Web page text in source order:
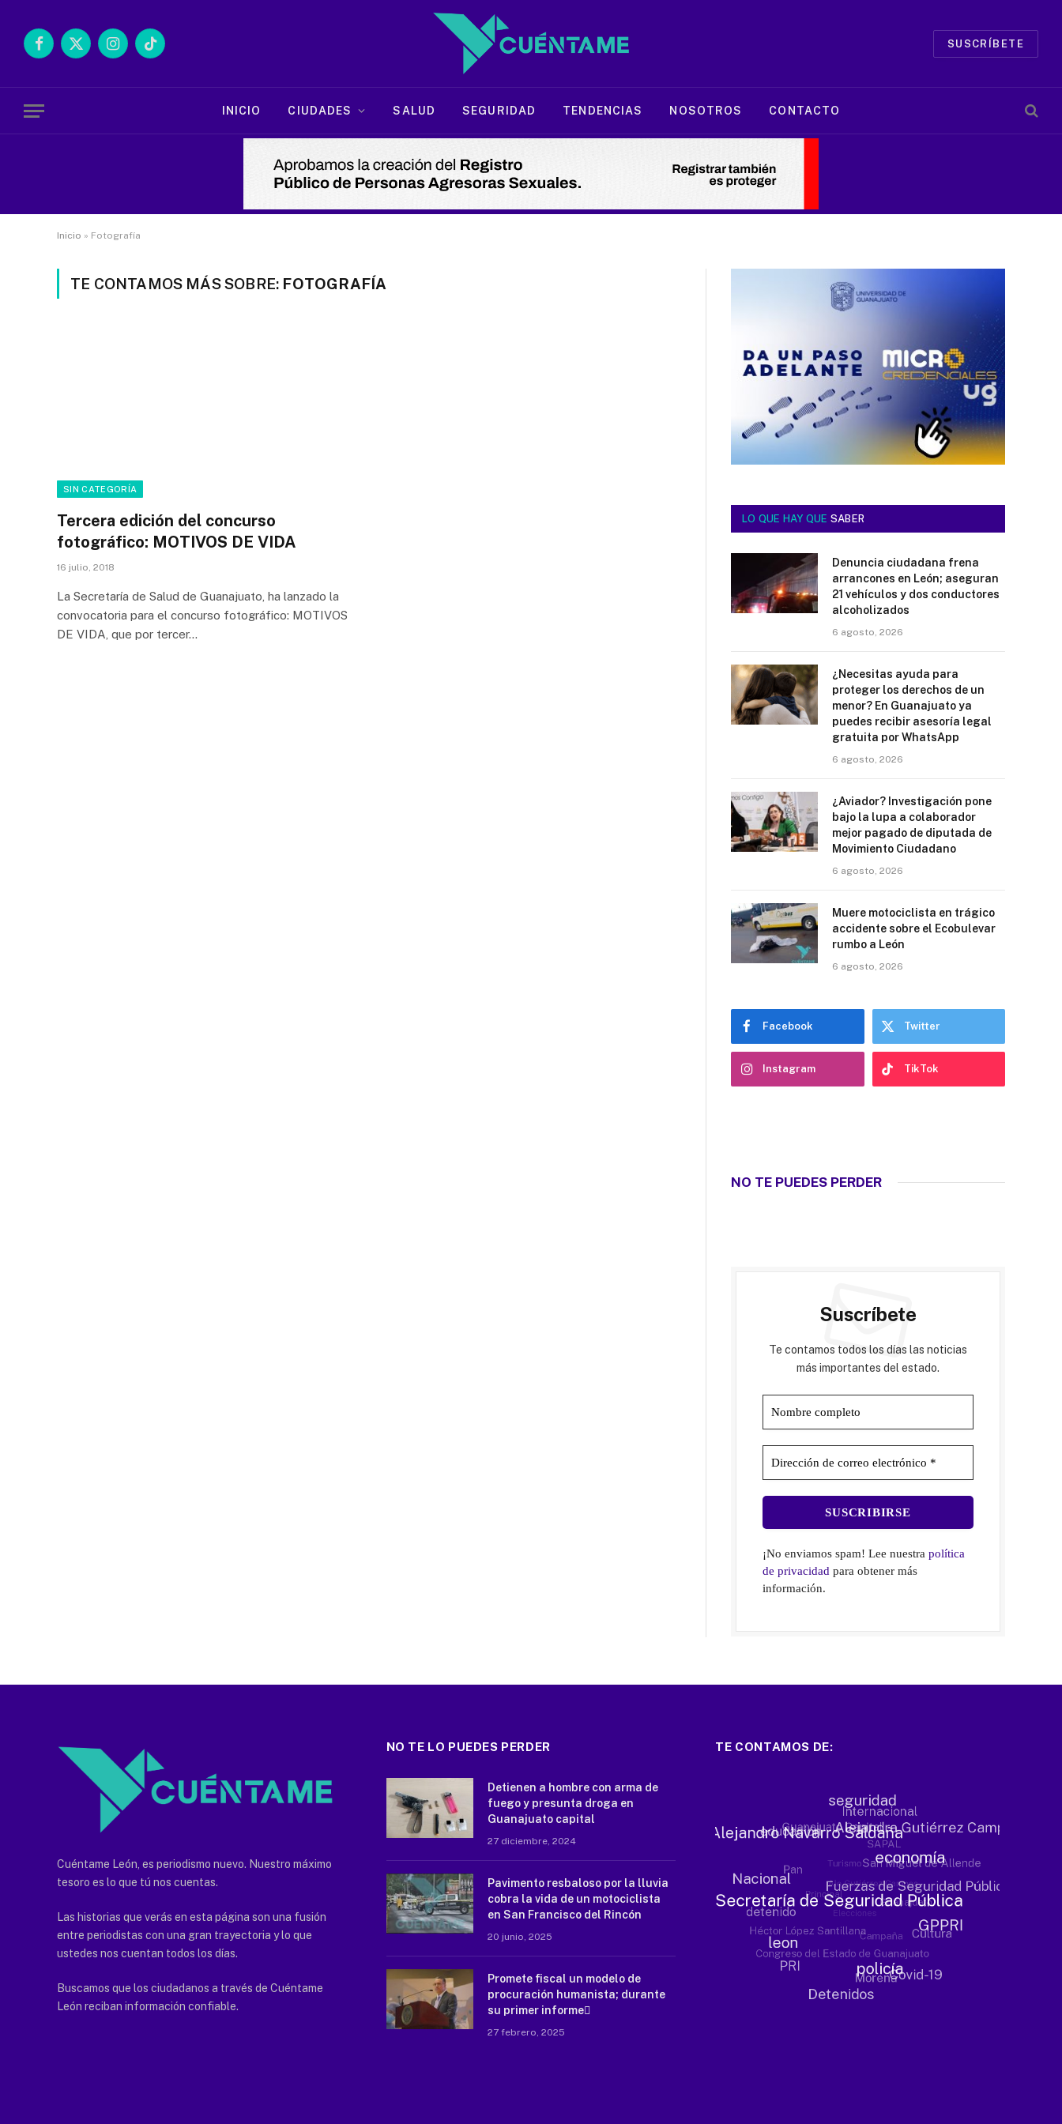
Facebook
X
InstagramTikTok
SUSCRÍBETE
INICIO CIUDADES SALUD SEGURIDAD TENDENCIAS NOSOTROS CONTACTO
Inicio » Fotografía
TE CONTAMOS MÁS SOBRE: FOTOGRAFÍA
SIN CATEGORÍA
Tercera edición del concurso
fotográfico: MOTIVOS DE VIDA
16 julio, 2018
La Secretaría de Salud de Guanajuato, ha lanzado la
convocatoria para el concurso fotográfico: MOTIVOS
DE VIDA, que por tercer…
LO QUE HAY QUE SABER
Denuncia ciudadana frena
arrancones en León; aseguran
21 vehículos y dos conductores
alcoholizados
6 agosto, 2026
¿Necesitas ayuda para
proteger los derechos de un
menor? En Guanajuato ya
puedes recibir asesoría legal
gratuita por WhatsApp
6 agosto, 2026
¿Aviador? Investigación pone
bajo la lupa a colaborador
mejor pagado de diputada de
Movimiento Ciudadano
6 agosto, 2026
Muere motociclista en trágico
accidente sobre el Ecobulevar
rumbo a León
6 agosto, 2026
Facebook Twitter
Instagram TikTok
NO TE PUEDES PERDER
Suscríbete
Te contamos todos los días las noticias
más importantes del estado.
¡No enviamos spam! Lee nuestrapolítica
de privacidad para obtener más
información.
Cuéntame León, es periodismo nuevo. Nuestro máximo
tesoro es lo que tú nos cuentas.
Las historias que verás en esta página son una fusión
entre periodistas con una gran trayectoria y lo que
ustedes nos cuentan todos los días.
Buscamos que los ciudadanos a través de Cuéntame
León reciban información confiable.
NO TE LO PUEDES PERDER
Detienen a hombre con arma de
fuego y presunta droga en
Guanajuato capital
27 diciembre, 2024
Pavimento resbaloso por la lluvia
cobra la vida de un motociclista
en San Francisco del Rincón
20 junio, 2025
Promete fiscal un modelo de
procuración humanista; durante
su primer informe
27 febrero, 2025
TE CONTAMOS DE: